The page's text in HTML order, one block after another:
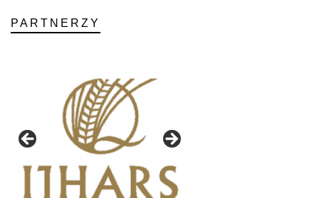
PARTNERZY